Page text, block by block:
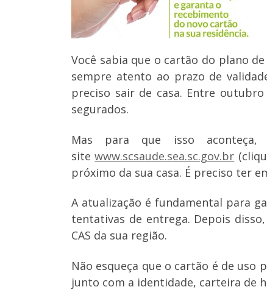
Você sabia que o cartão do plano
sempre atento ao prazo de
preciso sair de casa. Entre
segurados.
Mas para que isso
sitewww.scsaude.sea.sc.gov.br
próximo da sua casa. É preciso ter
A atualização é fundamental para
tentativas de entrega. Depois
CAS da sua região.
Não esqueça que o cartão é de
junto com a identidade, carteira de